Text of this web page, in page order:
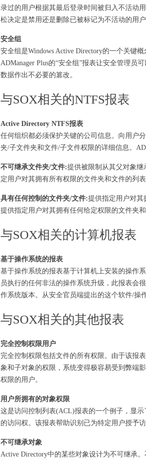
录过的用户根据其最后登录时间被归入不活动
松决定是禁用还是删除已被标记为不活动的用
安全组
安全组是Windows Active Directory的一个关键
ADManager Plus的“安全组”报表让安全管理员
数据作出不必要的篡改。
与SOX相关的NTFS报表
Active Directory NTFS报表
任何组织都必须保护关键的公司信息。向用户
夹/子文件夹和文件/子文件权限的详细信息。
不可继承文件夹/文件:提供被限制从其父对象继
定用户对其拥有所有权限的文件夹和文件的列表
具有任何控制的文件夹/文件:提供指定用户对其
提供指定用户对其拥有任何给定权限的文件夹和
与SOX相关的计算机报表
基于操作系统的报表
基于操作系统的报表基于计算机上安装的操作
员执行的任何非法的操作系统升级，此报表会
作系统版本。从安全官员端提出的这个软件/操
与SOX相关的其他报表
完全控制权限用户
完全控制权限包括文件的所有权限。由于该报
象和子对象的权限，系统变得极容易受到弊端
权限的用户。
用户所拥有的对象权限
这是访问控制列表(ACL)报表的一个例子，显
的访问权。该报表帮助识别已为特定用户授予访
不可继承对象
Active Directory中的某些对象设计为不可继承